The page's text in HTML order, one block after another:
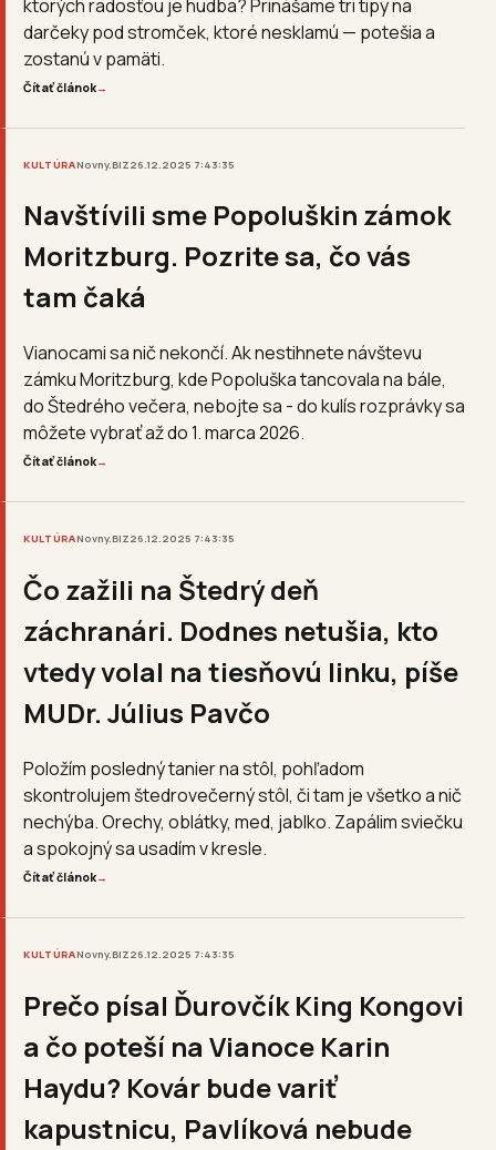
ktorých radosťou je hudba? Prinášame tri tipy na
darčeky pod stromček, ktoré nesklamú — potešia a
zostanú v pamäti.
Čítať článok→
KULTÚRANovny.BIZ26.12.2025 7:43:35
Navštívili sme Popoluškin zámok
Moritzburg. Pozrite sa, čo vás
tam čaká
Vianocami sa nič nekončí. Ak nestihnete návštevu
zámku Moritzburg, kde Popoluška tancovala na bále,
do Štedrého večera, nebojte sa - do kulís rozprávky sa
môžete vybrať až do 1. marca 2026.
Čítať článok→
KULTÚRANovny.BIZ26.12.2025 7:43:35
Čo zažili na Štedrý deň
záchranári. Dodnes netušia, kto
vtedy volal na tiesňovú linku, píše
MUDr. Július Pavčo
Položím posledný tanier na stôl, pohľadom
skontrolujem štedrovečerný stôl, či tam je všetko a nič
nechýba. Orechy, oblátky, med, jablko. Zapálim sviečku
a spokojný sa usadím v kresle.
Čítať článok→
KULTÚRANovny.BIZ26.12.2025 7:43:35
Prečo písal Ďurovčík King Kongovi
a čo poteší na Vianoce Karin
Haydu? Kovár bude variť
kapustnicu, Pavlíková nebude